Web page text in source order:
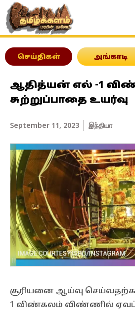
செய்திகள் அங்காடி
ஆதித்யன் எல் -1
சுற்றுப்பாதை உயர்வு
September 11, 2023 இந்தியா
சூரியனை ஆய்வு
1 விண்கலம் விண்ணில்